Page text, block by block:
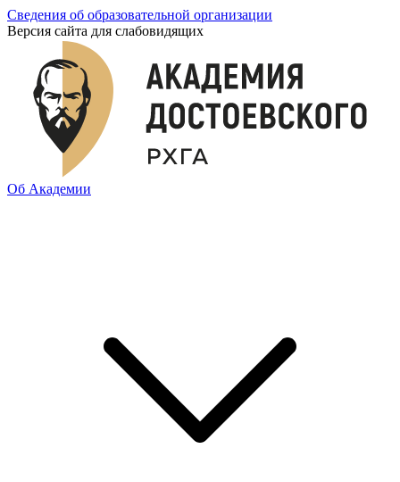
Сведения об образовательной организации
Версия сайта для слабовидящих
Об Академии